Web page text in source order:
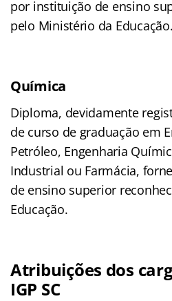
por instituição de ensino
pelo Ministério da Educação.
Química
Diploma, devidamente
de curso de graduação em
Petróleo, Engenharia
Industrial ou Farmácia,
de ensino superior
Educação.
Atribuições dos
IGP SC